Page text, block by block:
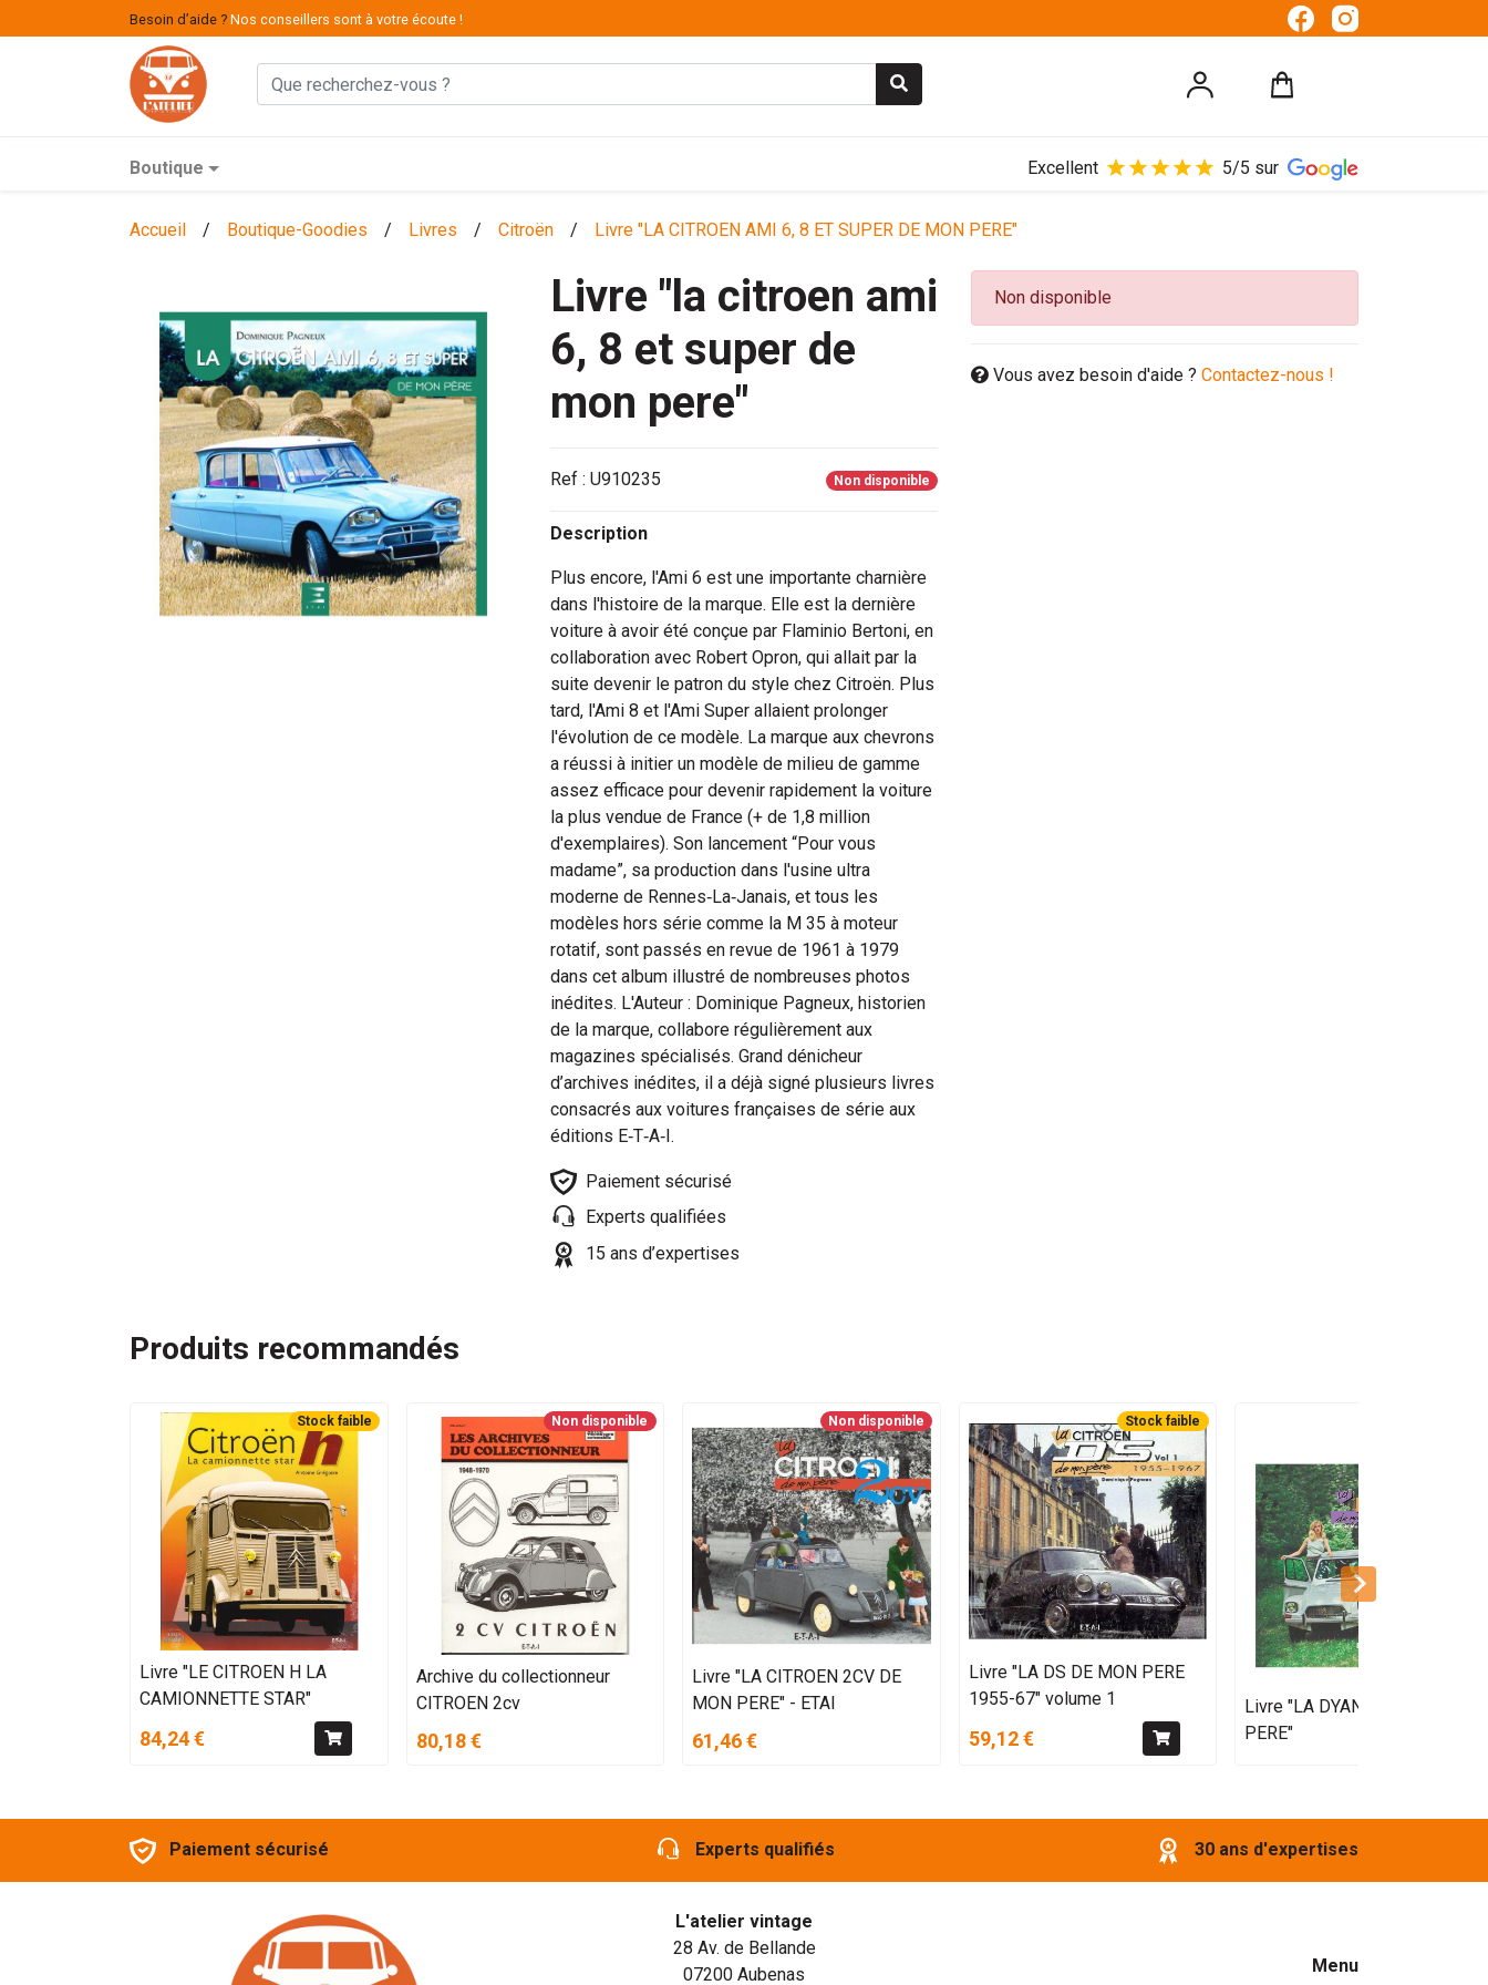
Besoin d’aide ? Nos conseillers sont à votre écoute !
Boutique Excellent 5/5 sur
Accueil / Boutique-Goodies / Livres / Citroën / Livre "LA CITROEN AMI 6, 8 ET SUPER DE MON PERE"
Livre "la citroen ami
6, 8 et super de
mon pere"
Ref : U910235 Non disponible
Description
Plus encore, l'Ami 6 est une importante charnière
dans l'histoire de la marque. Elle est la dernière
voiture à avoir été conçue par Flaminio Bertoni, en
collaboration avec Robert Opron, qui allait par la
suite devenir le patron du style chez Citroën. Plus
tard, l'Ami 8 et l'Ami Super allaient prolonger
l'évolution de ce modèle. La marque aux chevrons
a réussi à initier un modèle de milieu de gamme
assez efficace pour devenir rapidement la voiture
la plus vendue de France (+ de 1,8 million
d'exemplaires). Son lancement “Pour vous
madame”, sa production dans l'usine ultra
moderne de Rennes‐La‐Janais, et tous les
modèles hors série comme la M 35 à moteur
rotatif, sont passés en revue de 1961 à 1979
dans cet album illustré de nombreuses photos
inédites. L'Auteur : Dominique Pagneux, historien
de la marque, collabore régulièrement aux
magazines spécialisés. Grand dénicheur
d’archives inédites, il a déjà signé plusieurs livres
consacrés aux voitures françaises de série aux
éditions E‐T‐A‐I.
Paiement sécurisé
Experts qualifiées
15 ans d’expertises
Non disponible
Vous avez besoin d'aide ? Contactez-nous !
Produits recommandés
Stock faible
Livre "LE CITROEN H LA
CAMIONNETTE STAR"
84,24 €
Non disponible
Archive du collectionneur
CITROEN 2cv
80,18 €
Non disponible
Livre "LA CITROEN 2CV DE
MON PERE" - ETAI
61,46 €
Stock faible
Livre "LA DS DE MON PERE
1955-67" volume 1
59,12 €
Livre "LA DYANE DE MON
PERE"
Paiement sécurisé Experts qualifiés 30 ans d'expertises
L'atelier vintage
28 Av. de Bellande
07200 Aubenas
Menu